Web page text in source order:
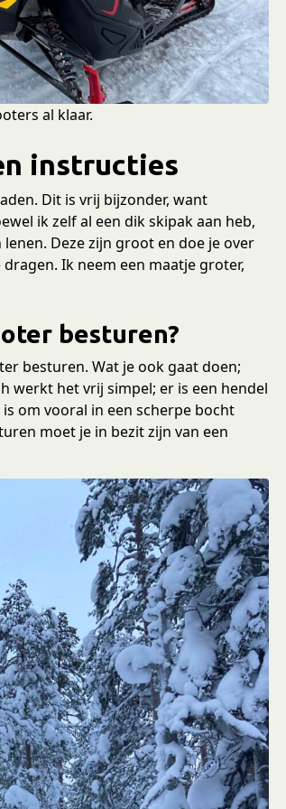
al klaar.
instructies
Dit is vrij bijzonder, want
ik zelf al een dik skipak aan heb,
Deze zijn groot en doe je over
Ik neem een maatje groter,
besturen?
besturen. Wat je ook gaat doen;
werkt het vrij simpel; er is een hendel
om vooral in een scherpe bocht
moet je in bezit zijn van een